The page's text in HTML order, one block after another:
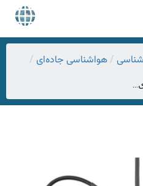
/ هواشناسی جاده‌ای /